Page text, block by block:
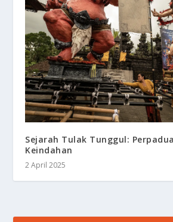
Sejarah Tulak Tunggul:
Keindahan
2 April 2025